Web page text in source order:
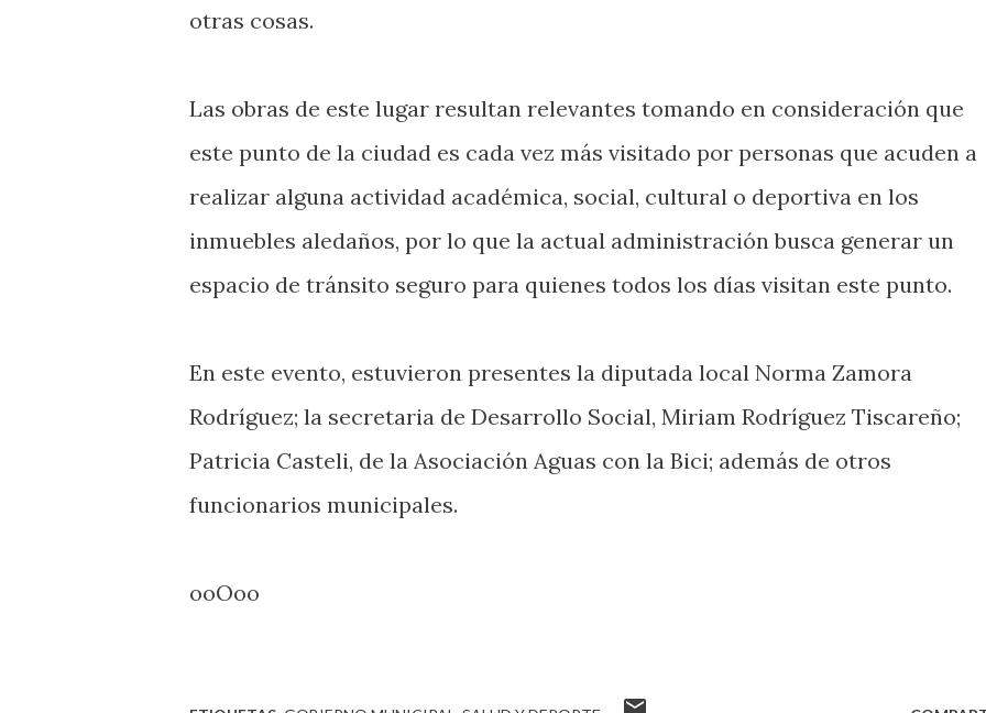
otras cosas.
Las obras de este lugar resultan relevantes tomando en consideración que
este punto de la ciudad es cada vez más visitado por personas que acuden a
realizar alguna actividad académica, social, cultural o deportiva en los
inmuebles aledaños, por lo que la actual administración busca generar un
espacio de tránsito seguro para quienes todos los días visitan este punto.
En este evento, estuvieron presentes la diputada local Norma Zamora
Rodríguez; la secretaria de Desarrollo Social, Miriam Rodríguez Tiscareño;
Patricia Casteli, de la Asociación Aguas con la Bici; además de otros
funcionarios municipales.
ooOoo